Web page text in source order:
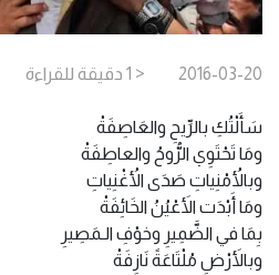
2016-03-20
< 1 دقيقة للقراءة
سَأَلْتُكِ بالرِّيحِ والعَاصِفَةْ
ومَا تَحْتَوِي الرُّوحُ والعاطِفَةْ
وبالأُمْنِياتِ صَدَى الأُغْنِياتِ
ومَا أَبْدَت الأَعْيُنُ الخَائِفَةْ
بِمَا في الضَّمِيرِ وخوْفِ الـمَصِيرِ
وبالأَرْضِ مُلْتَاعَةً نَازِفَةْ